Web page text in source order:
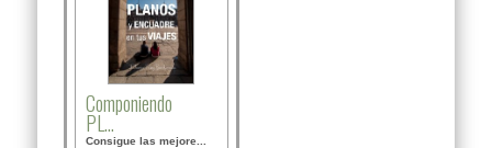
Componiendo
PL...
Consigue las mejore...